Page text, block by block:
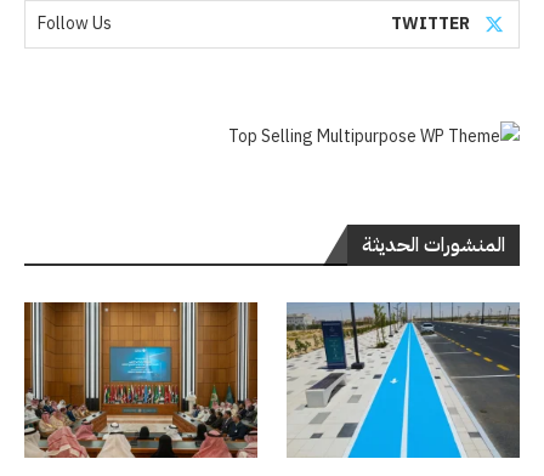
TWITTER
Follow Us
المنشورات الحديثة